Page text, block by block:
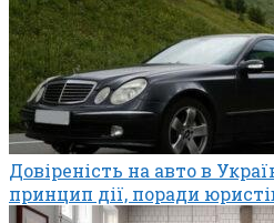
Довіреність на авто в
принцип дії, поради